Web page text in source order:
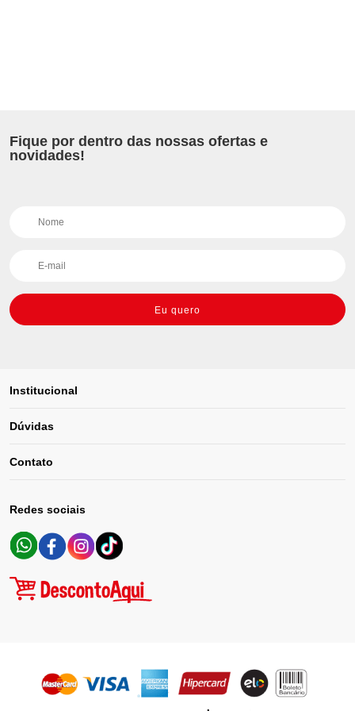
Fique por dentro das nossas ofertas e
novidades!
Eu quero
Institucional
Dúvidas
Contato
Redes sociais